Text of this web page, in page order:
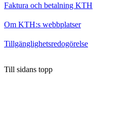
Faktura och betalning KTH
Om KTH:s webbplatser
Tillgänglighetsredogörelse
Till sidans topp